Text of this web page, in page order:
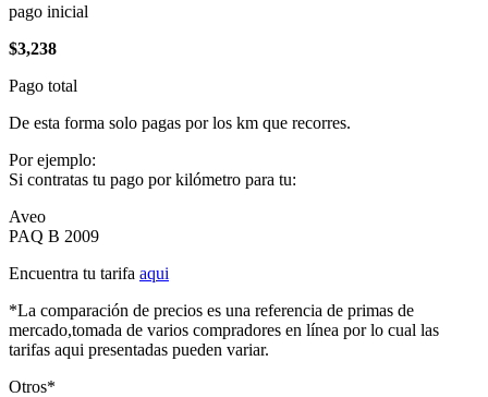
pago inicial
$3,238
Pago total
De esta forma solo pagas por los km que recorres.
Por ejemplo:
Si contratas tu pago por kilómetro para tu:
Aveo
PAQ B 2009
Encuentra tu tarifa aqui
*La comparación de precios es una referencia de primas de
mercado,tomada de varios compradores en línea por lo cual las
tarifas aqui presentadas pueden variar.
Otros*